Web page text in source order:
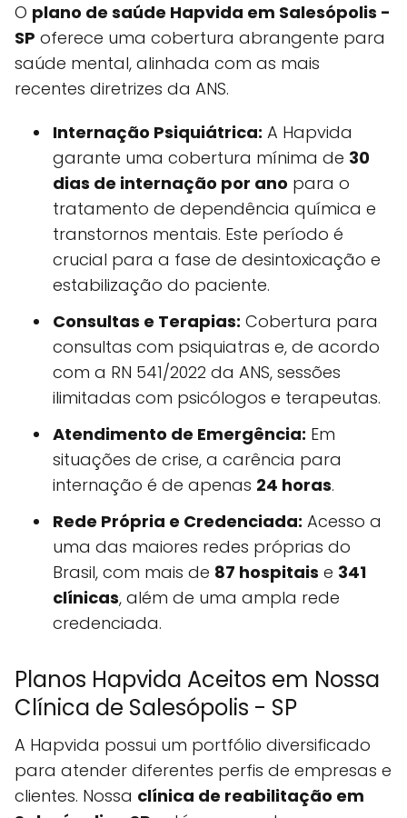
O plano de saúde Hapvida em Salesópolis -
SP oferece uma cobertura abrangente para
saúde mental, alinhada com as mais
recentes diretrizes da ANS.
Internação Psiquiátrica: A Hapvida
garante uma cobertura mínima de 30
dias de internação por ano para o
tratamento de dependência química e
transtornos mentais. Este período é
crucial para a fase de desintoxicação e
estabilização do paciente.
Consultas e Terapias: Cobertura para
consultas com psiquiatras e, de acordo
com a RN 541/2022 da ANS, sessões
ilimitadas com psicólogos e terapeutas.
Atendimento de Emergência: Em
situações de crise, a carência para
internação é de apenas 24 horas.
Rede Própria e Credenciada: Acesso a
uma das maiores redes próprias do
Brasil, com mais de 87 hospitais e 341
clínicas, além de uma ampla rede
credenciada.
Planos Hapvida Aceitos em Nossa
Clínica de Salesópolis - SP
A Hapvida possui um portfólio diversificado
para atender diferentes perfis de empresas e
clientes. Nossa clínica de reabilitação em